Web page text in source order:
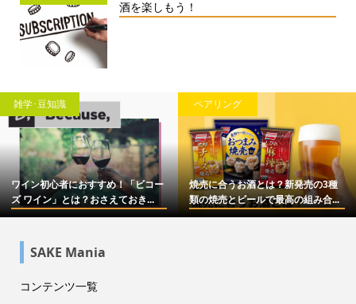
酒を楽しもう！
雑学･豆知識
ワイン初心者におすすめ！「ビコー
ズ ワイン」とは？おさえておき...
ペアリング
焼売に合うお酒とは？新発売の3種
類の焼売とビールで最高の組み合...
SAKE Mania
コンテンツ一覧